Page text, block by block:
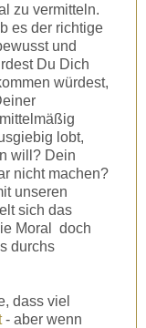
zu vermitteln.
es der richtige
und
Du Dich
würdest,
lobt,
will? Dein
nicht machen?
unseren
sich das
Moral doch
durchs
dass viel
- aber wenn